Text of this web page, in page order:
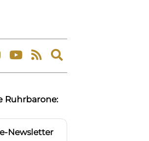
Expand
search
Ruhrbarone:
Newsletter